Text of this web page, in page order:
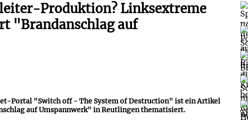
Produktion? Linksextreme
"Brandanschlag auf
Portal "Switch off - The System of Destruction" ist ein Artikel
auf Umspannwerk" in Reutlingen thematisiert.